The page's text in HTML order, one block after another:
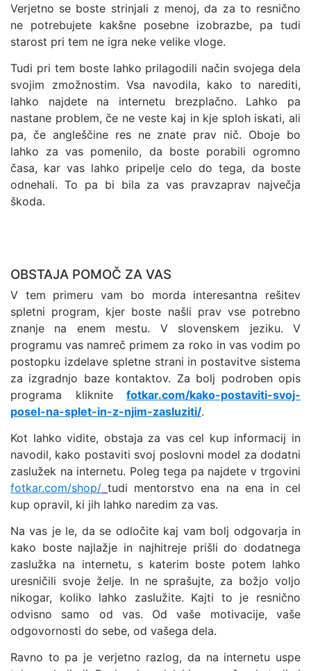
Verjetno se boste strinjali z menoj, da za to resnično
ne potrebujete kakšne posebne izobrazbe, pa tudi
starost pri tem ne igra neke velike vloge.
Tudi pri tem boste lahko prilagodili način svojega dela
svojim zmožnostim. Vsa navodila, kako to narediti,
lahko najdete na internetu brezplačno. Lahko pa
nastane problem, če ne veste kaj in kje sploh iskati, ali
pa, če angleščine res ne znate prav nič. Oboje bo
lahko za vas pomenilo, da boste porabili ogromno
časa, kar vas lahko pripelje celo do tega, da boste
odnehali. To pa bi bila za vas pravzaprav največja
škoda.
OBSTAJA POMOČ ZA VAS
V tem primeru vam bo morda interesantna rešitev
spletni program, kjer boste našli prav vse potrebno
znanje na enem mestu. V slovenskem jeziku. V
programu vas namreč primem za roko in vas vodim po
postopku izdelave spletne strani in postavitve sistema
za izgradnjo baze kontaktov. Za bolj podroben opis
programa kliknite fotkar.com/kako-postaviti-svoj-
posel-na-splet-in-z-njim-zasluziti/.
Kot lahko vidite, obstaja za vas cel kup informacij in
navodil, kako postaviti svoj poslovni model za dodatni
zaslužek na internetu. Poleg tega pa najdete v trgovini
fotkar.com/shop/ tudi mentorstvo ena na ena in cel
kup opravil, ki jih lahko naredim za vas.
Na vas je le, da se odločite kaj vam bolj odgovarja in
kako boste najlažje in najhitreje prišli do dodatnega
zaslužka na internetu, s katerim boste potem lahko
uresničili svoje želje. In ne sprašujte, za božjo voljo
nikogar, koliko lahko zaslužite. Kajti to je resnično
odvisno samo od vas. Od vaše motivacije, vaše
odgovornosti do sebe, od vašega dela.
Ravno to pa je verjetno razlog, da na internetu uspe